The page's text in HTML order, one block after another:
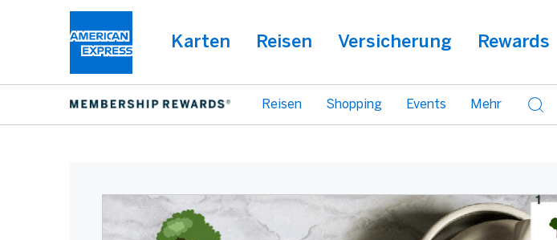
Karten Reisen Versicherung Rewards
Reisen Shopping Events Mehr